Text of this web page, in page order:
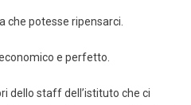
che potesse ripensarci.
e perfetto.
dello staff dell’istituto che ci